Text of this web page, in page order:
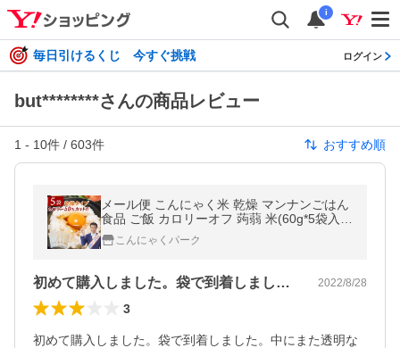
i
毎日引けるくじ 今すぐ挑戦 ログイン
but********さんの商品レビュー
1 - 10件 / 603件 おすすめ順
メール便 こんにゃく米 乾燥 マンナンごはん
食品 ご飯 カロリーオフ 蒟蒻 米(60g*5袋入*1
個) こんにゃくパーク
初めて購入しました。袋で到着しました。… 2022/8/28
3
初めて購入しました。袋で到着しました。中にまた透明な